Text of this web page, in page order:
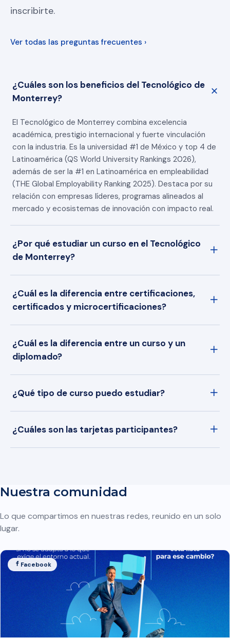
inscribirte.
Ver todas las preguntas frecuentes ›
¿Cuáles son los beneficios del Tecnológico de
Monterrey?
El Tecnológico de Monterrey combina excelencia
académica, prestigio internacional y fuerte vinculación
con la industria. Es la universidad #1 de México y top 4 de
Latinoamérica (QS World University Rankings 2026),
además de ser la #1 en Latinoamérica en empleabilidad
(THE Global Employability Ranking 2025). Destaca por su
relación con empresas líderes, programas alineados al
mercado y ecosistemas de innovación con impacto real.
¿Por qué estudiar un curso en el Tecnológico
de Monterrey?
¿Cuál es la diferencia entre certificaciones,
certificados y microcertificaciones?
¿Cuál es la diferencia entre un curso y un
diplomado?
¿Qué tipo de curso puedo estudiar?
¿Cuáles son las tarjetas participantes?
Nuestra comunidad
Lo que compartimos en nuestras redes, reunido en un solo
lugar.
Facebook